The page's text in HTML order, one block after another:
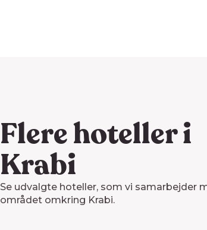
Flere hoteller i
Krabi
Se udvalgte hoteller, som vi samarbejder
området omkring Krabi.